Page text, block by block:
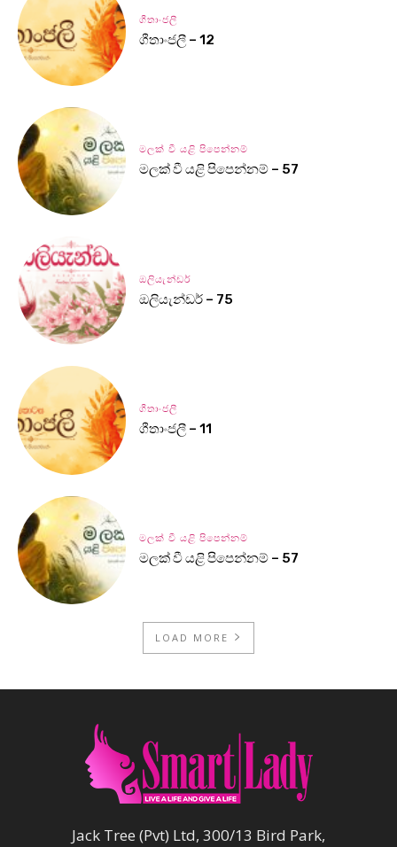
ගීතාංජලී
ගීතාංජලී – 12
මලක් වී යළි පිපෙන්නම්
මලක් වී යළි පිපෙන්නම් – 57
ඔලියැන්ඩර්
ඔලියැන්ඩර් – 75
ගීතාංජලී
ගීතාංජලී – 11
මලක් වී යළි පිපෙන්නම්
මලක් වී යළි පිපෙන්නම් – 57
LOAD MORE
Jack Tree (Pvt) Ltd, 300/13 Bird Park,